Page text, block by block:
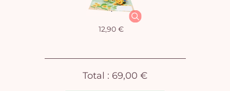
12,90 €
Total : 69,00 €